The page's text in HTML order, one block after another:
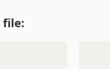
file: